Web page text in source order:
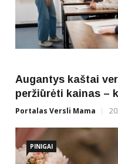
Augantys kaštai
peržiūrėti kainas –
Portalas Versli Mama
PINIGAI